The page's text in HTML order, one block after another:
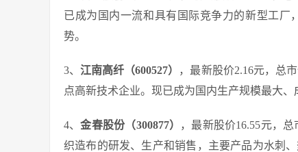
已成为国内一流和具有国际竞争力的新型工
势。
3、江南高纤（600527） ，最新股价2.16元，总
点高新技术企业。现已成为国内生产规模最大
4、金春股份（300877）
，最新股价16.55元，
织造布的研发、生产和销售，主要产品为水刺